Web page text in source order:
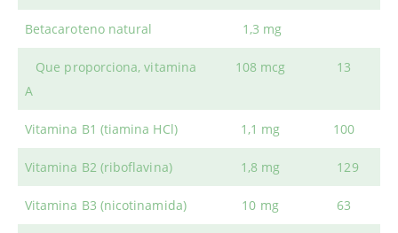
Betacaroteno natural 1,3 mg
Que proporciona, vitamina
A
108 mcg 13
Vitamina B1 (tiamina HCl) 1,1 mg 100
Vitamina B2 (riboflavina) 1,8 mg 129
Vitamina B3 (nicotinamida) 10 mg 63